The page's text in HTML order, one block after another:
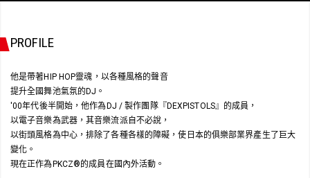
PROFILE
他是帶著HIP HOP靈魂，以各種風格的聲音
提升全國舞池氣氛的DJ。
'00年代後半開始，他作為DJ / 製作團隊『DEXPISTOLS』的成員，
以電子音樂為武器，其音樂流派自不必說，
以街頭風格為中心，排除了各種各樣的障礙，使日本的俱樂部業界產生了巨大
變化。
現在正作為PKCZ®的成員在國內外活動。